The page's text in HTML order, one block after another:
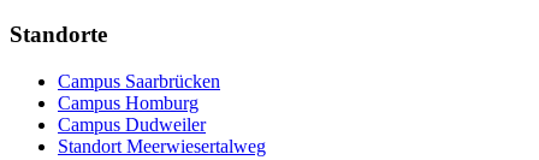
Standorte
Campus Saarbrücken
Campus Homburg
Campus Dudweiler
Standort Meerwiesertalweg